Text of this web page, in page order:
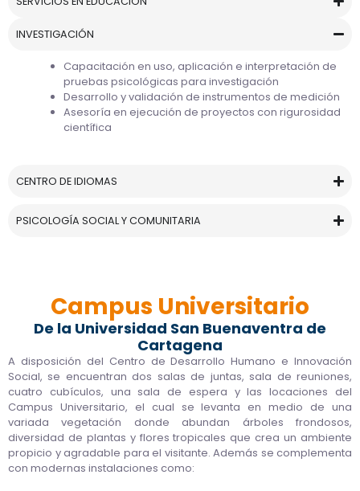
INVESTIGACIÓN
Capacitación en uso, aplicación e interpretación de
pruebas psicológicas para investigación
Desarrollo y validación de instrumentos de medición
Asesoría en ejecución de proyectos con rigurosidad
científica
CENTRO DE IDIOMAS
PSICOLOGÍA SOCIAL Y COMUNITARIA
Campus Universitario
De la Universidad San Buenaventra de
Cartagena
A disposición del Centro de Desarrollo Humano e Innovación
Social, se encuentran dos salas de juntas, sala de reuniones,
cuatro cubículos, una sala de espera y las locaciones del
Campus Universitario, el cual se levanta en medio de una
variada vegetación donde abundan árboles frondosos,
diversidad de plantas y flores tropicales que crea un ambiente
propicio y agradable para el visitante. Además se complementa
con modernas instalaciones como: